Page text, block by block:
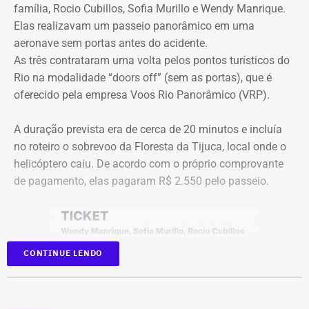
Diferença de processos
Vale ressaltar que, diferentemente da Concorrência nº
041/2025 que foi objeto de determinação de anulação
pelo TCE, o aditivo recém-publicado é referente a um
procedimento licitatório anterior: a Concorrência SRP nº
036/2022.
Ainda que se trate de licitações distintas, a manutenção
dos pagamentos e a prorrogação milionária a favor da
Geo Ambiental Empreendimentos LTDA ocorrem
exatamente no momento em que a conduta da Secretaria
de Obras e os contratos de aluguel de maquinário pesado
do município estão sob severa auditoria da Corte de
Contas.
Com tradição na realização de debates eleitorais, a Band
promove o encontro como um espaço para o confronto
de ideias e para que os eleitores conheçam as propostas
dos candidatos. A mediação será da jornalista Adriana
Araújo.
Como vai ser o debate
O formato do debate consiste em três blocos de
perguntas e respostas, confrontos diretos entre os
participantes e espaço para considerações finais.
A ordem das perguntas será definida por sorteio, e o
mediador apenas fará a condução do debate. Esgotados
os tempos de cada candidato, o áudio do microfone será
família, Rocio Cubillos, Sofia Murillo e Wendy Manrique.
Elas realizavam um passeio panorâmico em uma
aeronave sem portas antes do acidente.
As três contrataram uma volta pelos pontos turísticos do
Rio na modalidade “doors off” (sem as portas), que é
oferecido pela empresa Voos Rio Panorâmico (VRP).
A duração prevista era de cerca de 20 minutos e incluía
no roteiro o sobrevoo da Floresta da Tijuca, local onde o
helicóptero caiu. De acordo com o próprio comprovante
de pagamento, elas pagaram R$ 2.550 pelo passeio.
CONTINUE LENDO